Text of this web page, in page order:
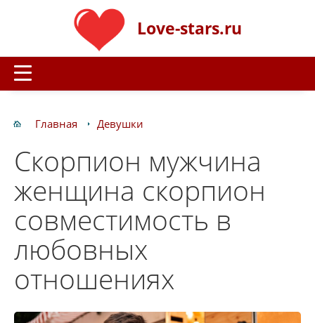
Love-stars.ru
Главная Девушки
Скорпион мужчина
женщина скорпион
совместимость в
любовных
отношениях